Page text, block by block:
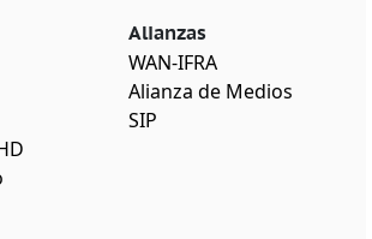
Alianzas
WAN-IFRA
Alianza de Medios
SIP